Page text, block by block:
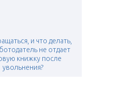
и что делать,
не отдает
книжку после
увольнения?